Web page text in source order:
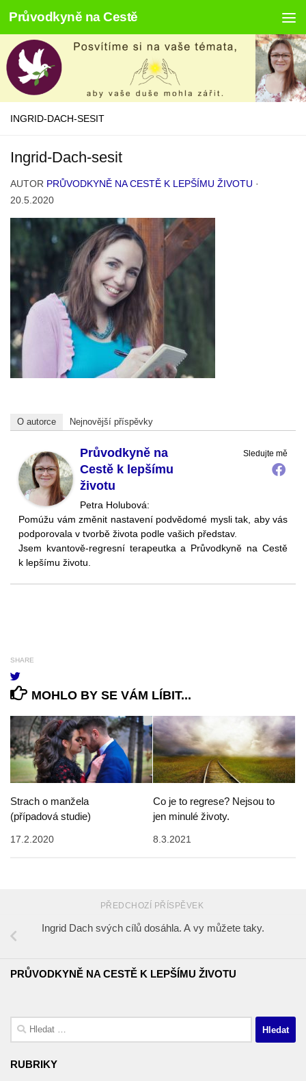
Skip to content
Průvodkyně na Cestě
INGRID-DACH-SESIT
Ingrid-Dach-sesit
AUTOR PRŮVODKYNĚ NA CESTĚ K LEPŠÍMU ŽIVOTU ·
20.5.2020
O autorce Nejnovější příspěvky
Sledujte mě
Průvodkyně na
Cestě k lepšímu
životu
Petra Holubová:
Pomúžu vám změnit nastavení podvědomé mysli tak, aby vás
podporovala v tvorbě života podle vašich představ.
Jsem kvantově-regresní terapeutka a Průvodkyně na Cestě
k lepšímu životu.
SHARE
MOHLO BY SE VÁM LÍBIT...
Strach o manžela
(případová studie)
17.2.2020
Co je to regrese? Nejsou to
jen minulé životy.
8.3.2021
PŘEDCHOZÍ PŘÍSPĚVEK
Ingrid Dach svých cílů dosáhla. A vy můžete taky.
PRŮVODKYNĚ NA CESTĚ K LEPŠÍMU ŽIVOTU
Vyhledávání
RUBRIKY